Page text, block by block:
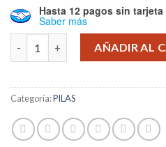
Hasta 12 pagos sin tarjeta
Saber más
PILAS LR41 C/U cantidadAÑADIR AL
Categoría:PILAS